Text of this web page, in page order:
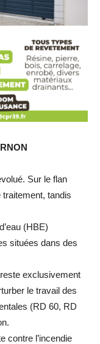
Sur le flan
tandis
(HBE)
situées dans des
exclusivement
le travail des
(RD 60, RD
contre l’incendie